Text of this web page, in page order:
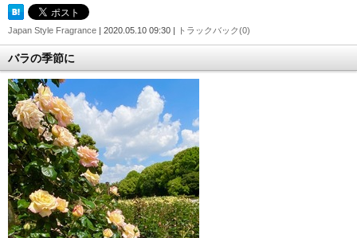
Japan Style Fragrance | 2020.05.10 09:30 | トラックバック(0)
バラの季節に